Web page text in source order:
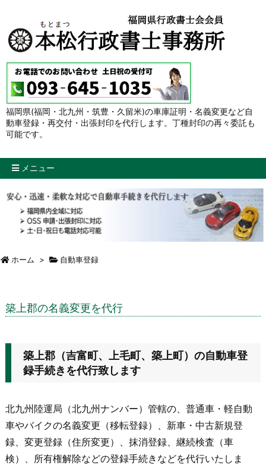
福岡県(福岡・北九州・筑豊・久留米)の車庫証明・名義変更など自
動車登録・再交付・出張封印を代行します。丁種封印の再々委託も
可能です。
メニュー
ホーム > 自動車登録
築上郡の名義変更を代行
築上郡（吉富町、上毛町、築上町）の自動車登
録手続きを代行致します
北九州陸運局（北九州ナンバー）管轄の、普通車・軽自動
車やバイクの名義変更（移転登録）、新車・中古新規登
録、変更登録（住所変更）、抹消登録、継続検査（車
検）、所有権解除などの登録手続きなどを代行いたしま